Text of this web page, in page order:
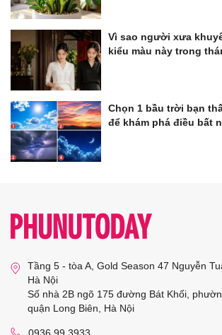
Vì sao người xưa
kiểu màu này trong
Chọn 1 bầu trời bạn
để khám phá điều bất
Tầng 5 - tòa A, Gold Season 47 Nguyễn
Hà Nội
Số nhà 2B ngõ 175 đường Bát Khối,
quận Long Biên, Hà Nội